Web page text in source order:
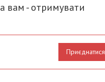
вам - отримувати
Приєднатися